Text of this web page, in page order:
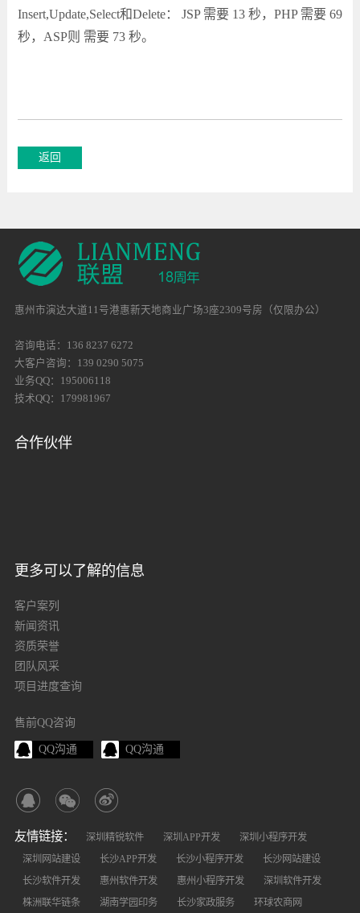
Insert,Update,Select和Delete： JSP 需要 13 秒，PHP 需要 69
秒，ASP则 需要 73 秒。
惠州市演达大道11号港惠新天地商业广场3座2309号房（仅限办公）
咨询电话：136 8237 6272
大客户咨询：139 0290 5075
业务QQ：195006118
技术QQ：179981967
合作伙伴
更多可以了解的信息
客户案列
新闻资讯
资质荣誉
团队风采
项目进度查询
售前QQ咨询
QQ沟通 QQ沟通
友情链接： 深圳精锐软件 深圳APP开发
深圳小程序开发
深圳网站建设
长沙APP开发 长沙小程序开发
长沙网站建设
长沙软件开发
惠州软件开发 惠州小程序开发
深圳软件开发
株洲联华链条
湖南学园印务 长沙家政服务 环球农商网